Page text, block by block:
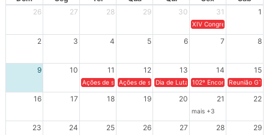
26
27 28 29 30 31 1
XIV Congresso Brasileiro
2 3 4 5 6 7 8
9 10 11 12 13 14 15
Ações de solidariedade a Cuba no Rio Grande do Sul - 100
Ações de solidariedade a Cuba no Rio Grande do
Dia de Luta em Defesa de Cuba e da
102º Encontro da
Reunião
16 17 18 19 20 21 22
mais +3
23 24 25 26 27 28 29